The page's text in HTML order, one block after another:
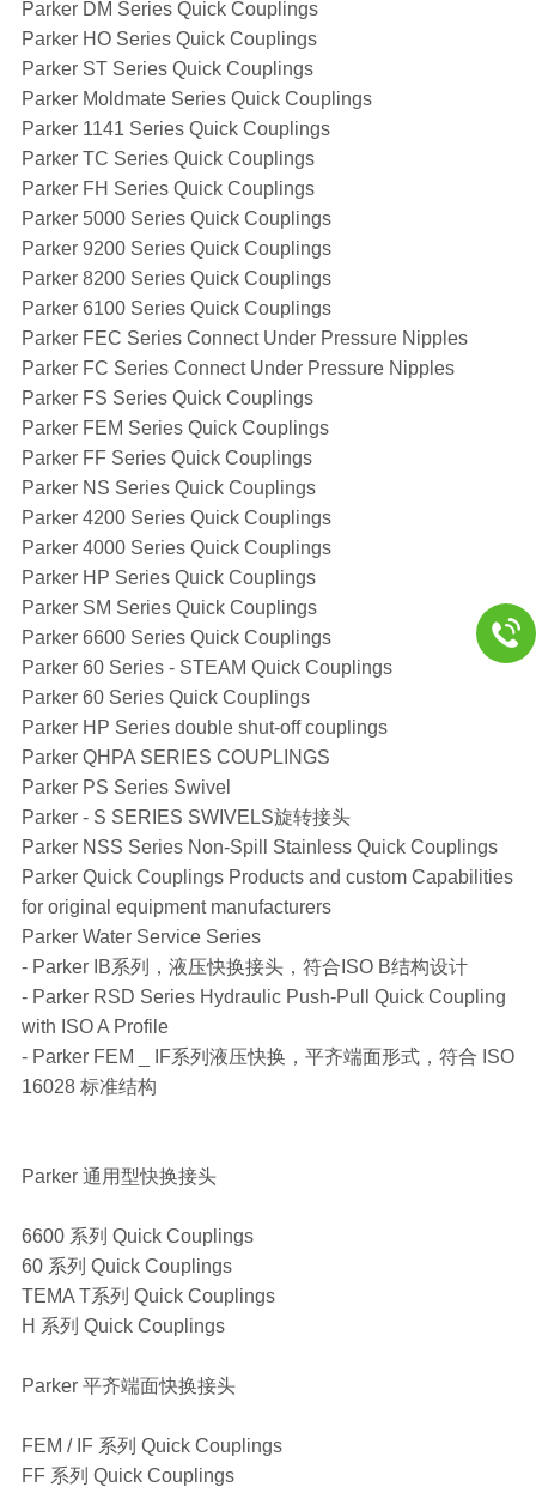
Parker DM Series Quick Couplings
Parker HO Series Quick Couplings
Parker ST Series Quick Couplings
Parker Moldmate Series Quick Couplings
Parker 1141 Series Quick Couplings
Parker TC Series Quick Couplings
Parker FH Series Quick Couplings
Parker 5000 Series Quick Couplings
Parker 9200 Series Quick Couplings
Parker 8200 Series Quick Couplings
Parker 6100 Series Quick Couplings
Parker FEC Series Connect Under Pressure Nipples
Parker FC Series Connect Under Pressure Nipples
Parker FS Series Quick Couplings
Parker FEM Series Quick Couplings
Parker FF Series Quick Couplings
Parker NS Series Quick Couplings
Parker 4200 Series Quick Couplings
Parker 4000 Series Quick Couplings
Parker HP Series Quick Couplings
Parker SM Series Quick Couplings
Parker 6600 Series Quick Couplings
Parker 60 Series - STEAM Quick Couplings
Parker 60 Series Quick Couplings
Parker HP Series double shut-off couplings
Parker QHPA SERIES COUPLINGS
Parker PS Series Swivel
Parker - S SERIES SWIVELS旋转接头
Parker NSS Series Non-Spill Stainless Quick Couplings
Parker Quick Couplings Products and custom Capabilities
for original equipment manufacturers
Parker Water Service Series
- Parker IB系列，液压快换接头，符合ISO B结构设计
- Parker RSD Series Hydraulic Push-Pull Quick Coupling
with ISO A Profile
- Parker FEM _ IF系列液压快换，平齐端面形式，符合 ISO
16028 标准结构
Parker 通用型快换接头
6600 系列 Quick Couplings
60 系列 Quick Couplings
TEMA T系列 Quick Couplings
H 系列 Quick Couplings
Parker 平齐端面快换接头
FEM / IF 系列 Quick Couplings
FF 系列 Quick Couplings